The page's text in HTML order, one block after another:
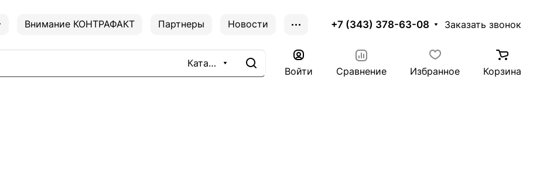
Внимание КОНТРАФАКТ Партнеры Новости +7 (343) 378-63-08 Заказать звонок
Каталог
Войти Сравнение Избранное Корзина